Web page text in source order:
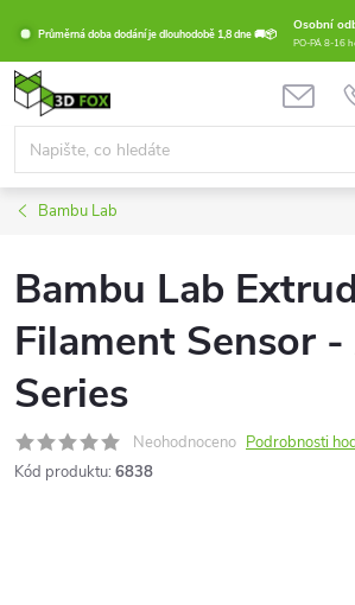
obsah
Průměrná doba dodání je dlouhodobě 1,8 dne 🚚📦
Osobní
PO-PÁ 8-16
Bambu Lab
Bambu Lab
Filament Sensor
Series
Neohodnoceno Podrobnosti
Kód produktu: 6838